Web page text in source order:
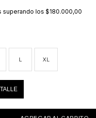
superando los $180.000,00
L XL